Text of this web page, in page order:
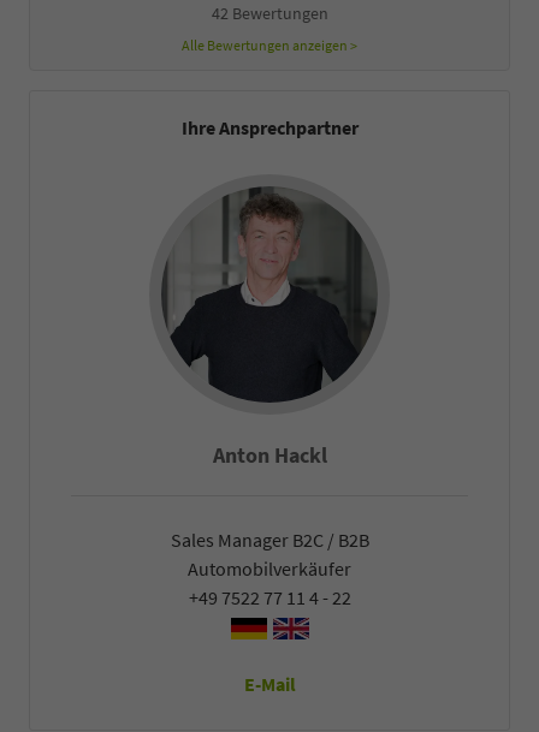
42 Bewertungen
Alle Bewertungen anzeigen >
Ihre Ansprechpartner
Anton Hackl
Sales Manager B2C / B2B
Automobilverkäufer
+49 7522 77 11 4 - 22
E-Mail